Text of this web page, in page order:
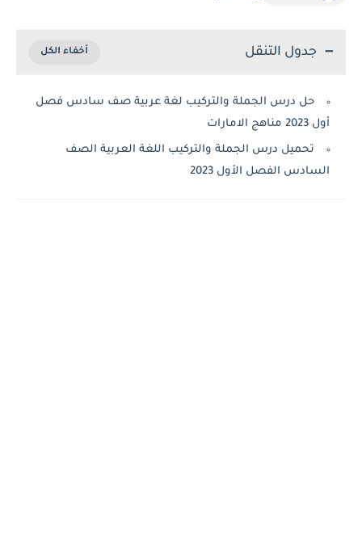
جدول التنقل
حل درس الجملة والتركيب لغة عربية صف سادس فصل
أول 2023 مناهج الامارات
تحميل درس الجملة والتركيب اللغة العربية الصف
السادس الفصل الأول 2023